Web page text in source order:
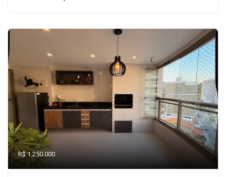
R$ 1.250.000